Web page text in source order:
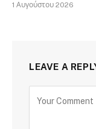
1 Αυγούστου 2026
LEAVE A